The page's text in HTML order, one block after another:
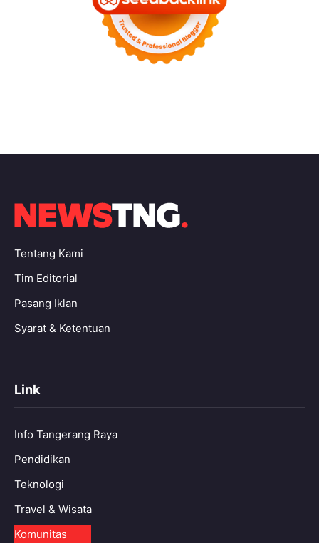
Tentang Kami
Tim Editorial
Pasang Iklan
Syarat & Ketentuan
Link
Info Tangerang Raya
Pendidikan
Teknologi
Travel & Wisata
Komunitas